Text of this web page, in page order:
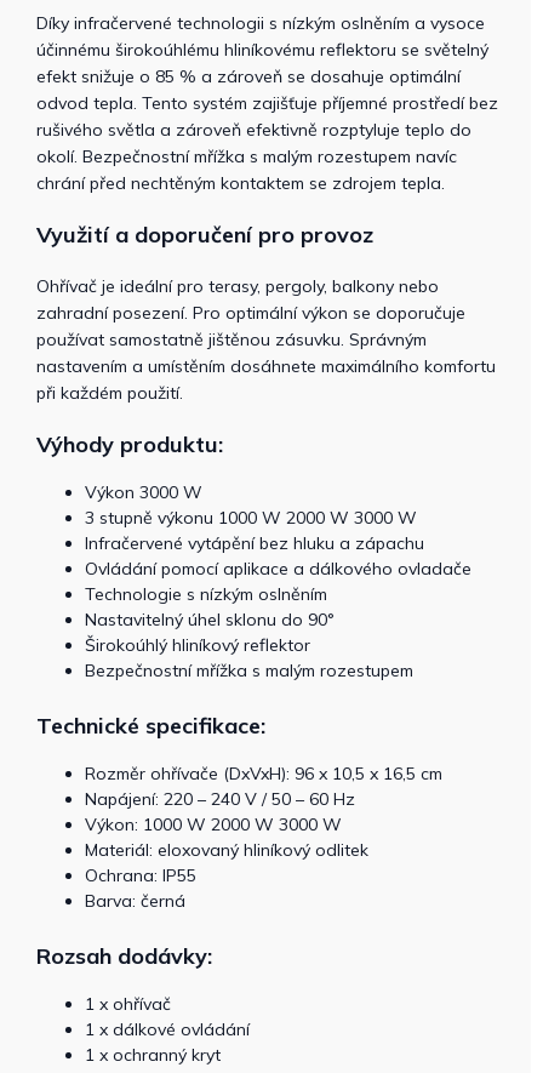
Díky infračervené technologii s nízkým oslněním a vysoce
účinnému širokoúhlému hliníkovému reflektoru se světelný
efekt snižuje o 85 % a zároveň se dosahuje optimální
odvod tepla. Tento systém zajišťuje příjemné prostředí bez
rušivého světla a zároveň efektivně rozptyluje teplo do
okolí. Bezpečnostní mřížka s malým rozestupem navíc
chrání před nechtěným kontaktem se zdrojem tepla.
Využití a doporučení pro provoz
Ohřívač je ideální pro terasy, pergoly, balkony nebo
zahradní posezení. Pro optimální výkon se doporučuje
používat samostatně jištěnou zásuvku. Správným
nastavením a umístěním dosáhnete maximálního komfortu
při každém použití.
Výhody produktu:
Výkon 3000 W
3 stupně výkonu 1000 W 2000 W 3000 W
Infračervené vytápění bez hluku a zápachu
Ovládání pomocí aplikace a dálkového ovladače
Technologie s nízkým oslněním
Nastavitelný úhel sklonu do 90°
Širokoúhlý hliníkový reflektor
Bezpečnostní mřížka s malým rozestupem
Technické specifikace:
Rozměr ohřívače (DxVxH): 96 x 10,5 x 16,5 cm
Napájení: 220 – 240 V / 50 – 60 Hz
Výkon: 1000 W 2000 W 3000 W
Materiál: eloxovaný hliníkový odlitek
Ochrana: IP55
Barva: černá
Rozsah dodávky:
1 x ohřívač
1 x dálkové ovládání
1 x ochranný kryt